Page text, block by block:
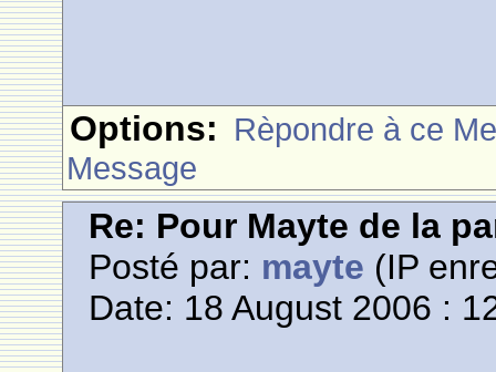
Options: Rèpondre à ce
Message
Re: Pour Mayte de la
Posté par: mayte (IP
Date: 18 August 2006 :